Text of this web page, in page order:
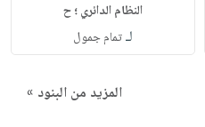
النظام الدائري ؛ ح
لـتمام جمول
المزيد من البنود »